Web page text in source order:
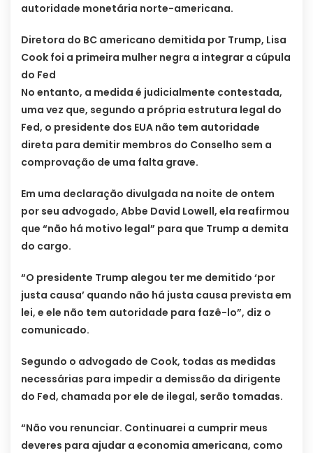
autoridade monetária norte-americana.
Diretora do BC americano demitida por Trump, Lisa
Cook foi a primeira mulher negra a integrar a cúpula
do Fed
No entanto, a medida é judicialmente contestada,
uma vez que, segundo a própria estrutura legal do
Fed, o presidente dos EUA não tem autoridade
direta para demitir membros do Conselho sem a
comprovação de uma falta grave.
Em uma declaração divulgada na noite de ontem
por seu advogado, Abbe David Lowell, ela reafirmou
que “não há motivo legal” para que Trump a demita
do cargo.
“O presidente Trump alegou ter me demitido ‘por
justa causa’ quando não há justa causa prevista em
lei, e ele não tem autoridade para fazê-lo”, diz o
comunicado.
Segundo o advogado de Cook, todas as medidas
necessárias para impedir a demissão da dirigente
do Fed, chamada por ele de ilegal, serão tomadas.
“Não vou renunciar. Continuarei a cumprir meus
deveres para ajudar a economia americana, como